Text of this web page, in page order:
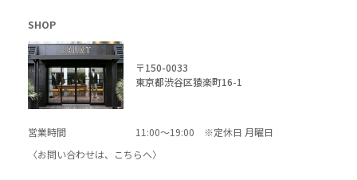
SHOP
〒150-0033
東京都渋谷区猿楽町16-1
営業時間
11:00～19:00 ※定休日 月曜日
〈お問い合わせは、
こちらへ〉